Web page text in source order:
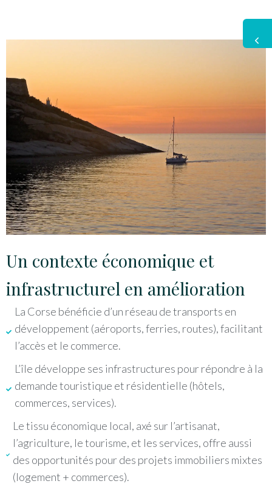
Un contexte économique et
infrastructurel en amélioration
La Corse bénéficie d’un réseau de transports en
développement (aéroports, ferries, routes), facilitant
l’accès et le commerce.
L’île développe ses infrastructures pour répondre à la
demande touristique et résidentielle (hôtels,
commerces, services).
Le tissu économique local, axé sur l’artisanat,
l’agriculture, le tourisme, et les services, offre aussi
des opportunités pour des projets immobiliers mixtes
(logement + commerces).